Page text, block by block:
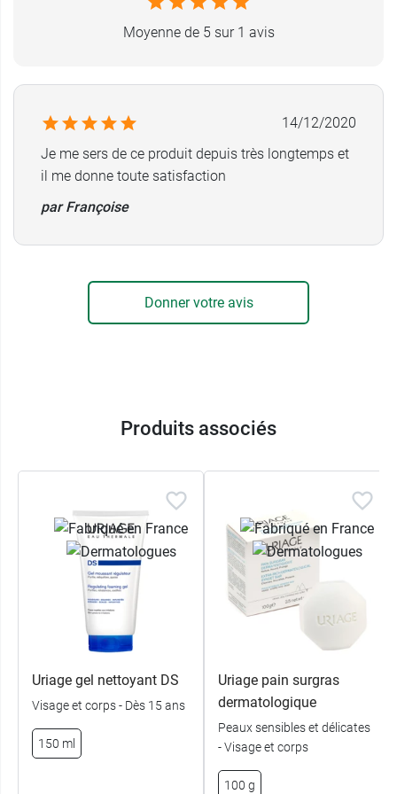
Moyenne de 5 sur 1 avis
14/12/2020
Je me sers de ce produit depuis très longtemps et
il me donne toute satisfaction
par Françoise
Donner votre avis
Produits associés
Uriage gel nettoyant DS
Visage et corps - Dès 15 ans
150 ml
Uriage pain surgras
dermatologique
Peaux sensibles et délicates
- Visage et corps
100 g